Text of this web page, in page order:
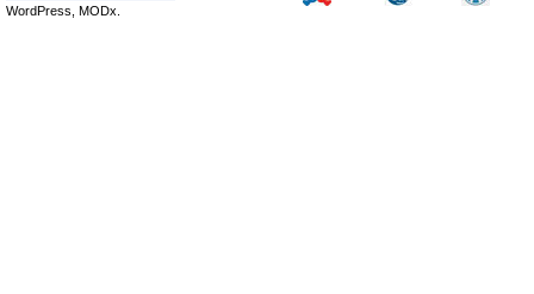
WordPress, MODx.